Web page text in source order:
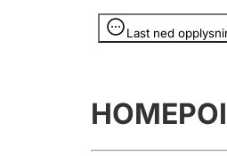
Last ned
Opplysninger er